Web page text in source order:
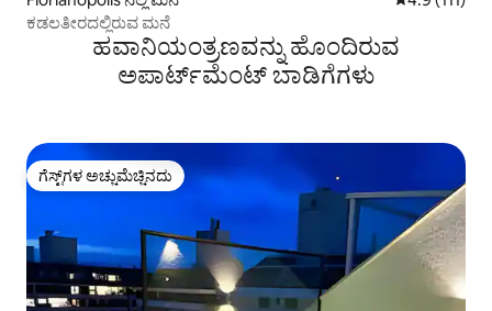
ಕಡಲತೀರದಲ್ಲಿರುವ ಮನೆ
ಹವಾನಿಯಂತ್ರಣವನ್ನು ಹೊಂದಿರುವ
ಅಪಾರ್ಟ್‌ಮೆಂಟ್‌ ಬಾಡಿಗೆಗಳು
ಗೆಸ್ಟ್‌ಗಳ ಅಚ್ಚುಮೆಚ್ಚಿನದು
ಗೆಸ್ಟ್‌ಗಳ ಅಚ್ಚುಮೆಚ್ಚಿನದು